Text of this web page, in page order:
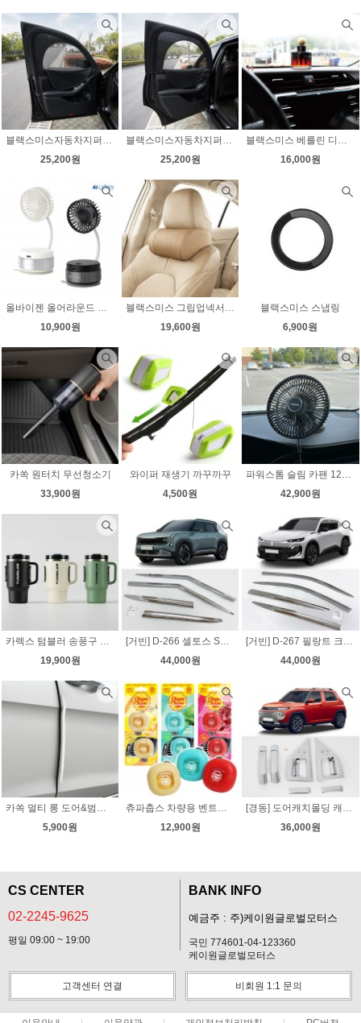
블랙스미스자동차지퍼암막모기장(앞창용)2PCS
25,200원
블랙스미스자동차지퍼암막모기장(뒷창용)2PCS
25,200원
블랙스미스 베를린 디퓨져 100ML
16,000원
10,900원
19,600원
블랙스미스 스냅링
6,900원
카쏙 원터치 무선청소기
33,900원
와이퍼 재생기 까꾸까꾸
4,500원
42,900원
카렉스 텀블러 송풍구 방향제[쿠폰포함 할인판매 금지상품]
19,900원
[거빈] D-266 셀토스 SP3 (2026년~) 크롬윈도우바이저
44,000원
[거빈] D-267 필랑트 크롬윈도우바이저
44,000원
카쏙 멀티 롱 도어&범퍼 가드
5,900원
츄파춥스 차량용 벤트형 통풍구 방향제 [검색시 9,800원이하 절대노출금지상품]
12,900원
[경동] 도어캐치몰딩 캐스퍼 K-818
36,000원
CS CENTER
02-2245-9625
평일 09:00 ~ 19:00
BANK INFO
예금주 : 주)케이원글로벌모터스
국민 774601-04-123360
케이원글로벌모터스
고객센터 연결 비회원 1:1 문의